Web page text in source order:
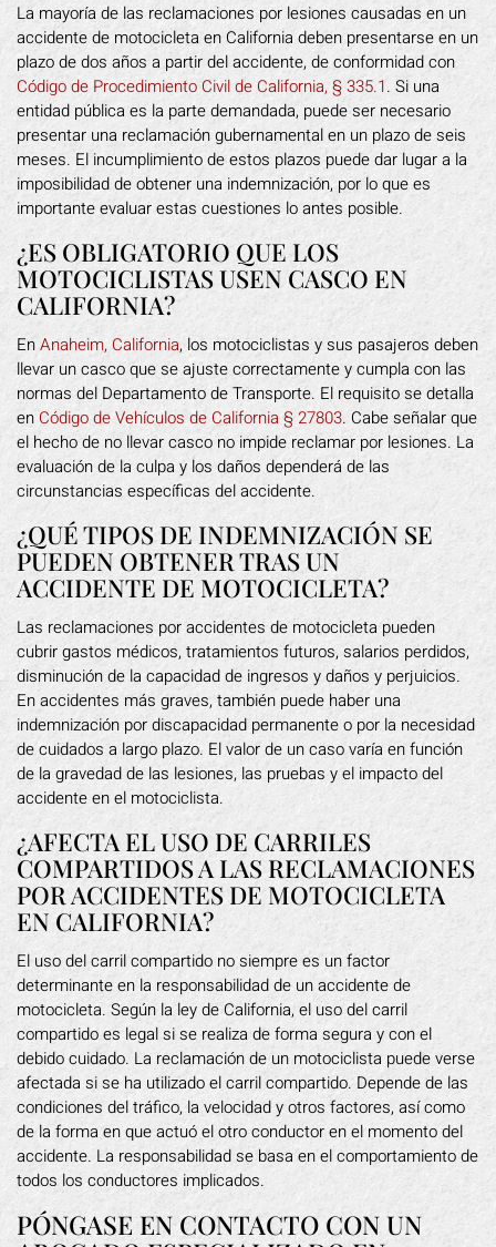
La mayoría de las reclamaciones por lesiones causadas en un
accidente de motocicleta en California deben presentarse en un
plazo de dos años a partir del accidente, de conformidad con
Código de Procedimiento Civil de California, § 335.1. Si una
entidad pública es la parte demandada, puede ser necesario
presentar una reclamación gubernamental en un plazo de seis
meses. El incumplimiento de estos plazos puede dar lugar a la
imposibilidad de obtener una indemnización, por lo que es
importante evaluar estas cuestiones lo antes posible.
¿ES OBLIGATORIO QUE LOS
MOTOCICLISTAS USEN CASCO EN
CALIFORNIA?
EnAnaheim, California, los motociclistas y sus pasajeros deben
llevar un casco que se ajuste correctamente y cumpla con las
normas del Departamento de Transporte. El requisito se detalla
en Código de Vehículos de California § 27803. Cabe señalar que
el hecho de no llevar casco no impide reclamar por lesiones. La
evaluación de la culpa y los daños dependerá de las
circunstancias específicas del accidente.
¿QUÉ TIPOS DE INDEMNIZACIÓN SE
PUEDEN OBTENER TRAS UN
ACCIDENTE DE MOTOCICLETA?
Las reclamaciones por accidentes de motocicleta pueden
cubrir gastos médicos, tratamientos futuros, salarios perdidos,
disminución de la capacidad de ingresos y daños y perjuicios.
En accidentes más graves, también puede haber una
indemnización por discapacidad permanente o por la necesidad
de cuidados a largo plazo. El valor de un caso varía en función
de la gravedad de las lesiones, las pruebas y el impacto del
accidente en el motociclista.
¿AFECTA EL USO DE CARRILES
COMPARTIDOS A LAS RECLAMACIONES
POR ACCIDENTES DE MOTOCICLETA
EN CALIFORNIA?
El uso del carril compartido no siempre es un factor
determinante en la responsabilidad de un accidente de
motocicleta. Según la ley de California, el uso del carril
compartido es legal si se realiza de forma segura y con el
debido cuidado. La reclamación de un motociclista puede verse
afectada si se ha utilizado el carril compartido. Depende de las
condiciones del tráfico, la velocidad y otros factores, así como
de la forma en que actuó el otro conductor en el momento del
accidente. La responsabilidad se basa en el comportamiento de
todos los conductores implicados.
PÓNGASE EN CONTACTO CON UN